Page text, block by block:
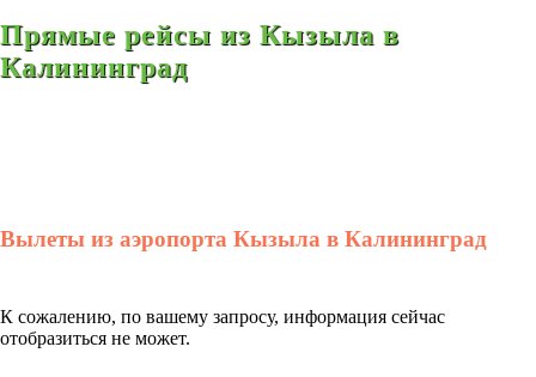
Прямые рейсы из Кызыла в
Калининград
Вылеты из аэропорта Кызыла в Калининград
К сожалению, по вашему запросу, информация сейчас
отобразиться не может.